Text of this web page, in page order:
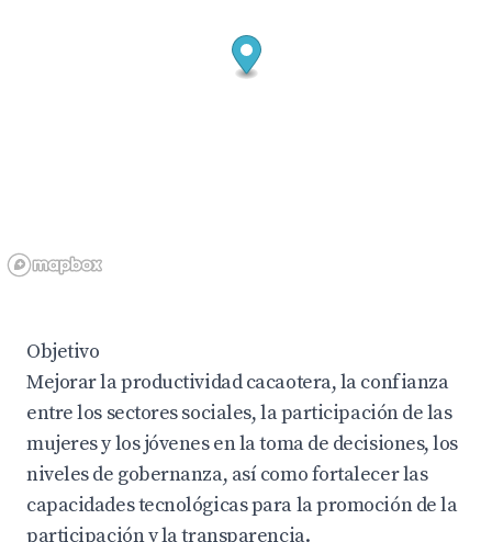
Objetivo
Mejorar la productividad cacaotera, la confianza
entre los sectores sociales, la participación de las
mujeres y los jóvenes en la toma de decisiones, los
niveles de gobernanza, así como fortalecer las
capacidades tecnológicas para la promoción de la
participación y la transparencia.